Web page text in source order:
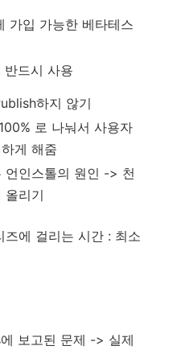
가입 가능한 베타테스
드시 사용
하지 않기
로 나눠서 사용자
게 해줌
언인스톨의 원인 -> 천
올리기
즈에 걸리는 시간 : 최소
보고된 문제 -> 실제